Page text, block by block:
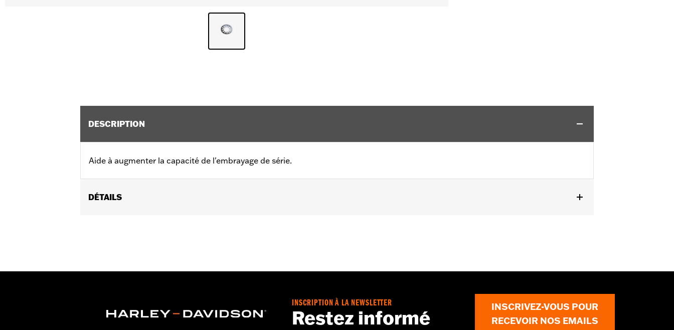
DESCRIPTION
Aide à augmenter la capacité de l'embrayage de série.
DÉTAILS
Vendu à l'unité:Chaque
Produits Screamin’ Eagle® conformes aux normes de 50 États aux USA. Conforme aux normes EPA pour la vente et l'utilisation
sur tous les véhicules applicables, y compris ceux qui sont équipés de contrôles de pollution. Consulter le catalogue des Pièces &
INSCRIPTION À LA NEWSLETTER
Restez informé
INSCRIVEZ-VOUS POUR
RECEVOIR NOS EMAILS